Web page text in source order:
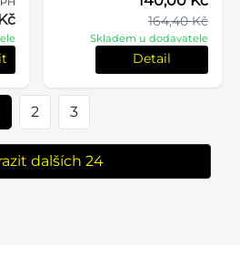
164,40 Kč
Skladem u dodavatele
Detail
2 3
dalších 24